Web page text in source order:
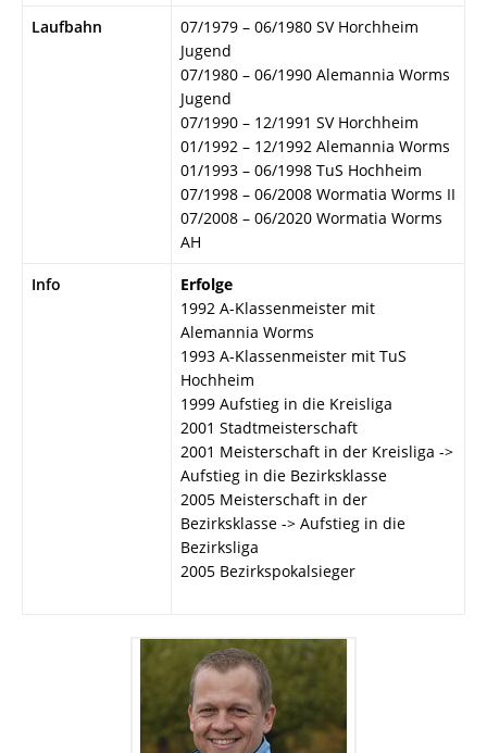
Laufbahn
07/1979 – 06/1980 SV Horchheim
Jugend
07/1980 – 06/1990 Alemannia Worms
Jugend
07/1990 – 12/1991 SV Horchheim
01/1992 – 12/1992 Alemannia Worms
01/1993 – 06/1998 TuS Hochheim
07/1998 – 06/2008 Wormatia Worms II
07/2008 – 06/2020 Wormatia Worms
AH
Info
Erfolge
1992 A-Klassenmeister mit
Alemannia Worms
1993 A-Klassenmeister mit TuS
Hochheim
1999 Aufstieg in die Kreisliga
2001 Stadtmeisterschaft
2001 Meisterschaft in der Kreisliga ->
Aufstieg in die Bezirksklasse
2005 Meisterschaft in der
Bezirksklasse -> Aufstieg in die
Bezirksliga
2005 Bezirkspokalsieger